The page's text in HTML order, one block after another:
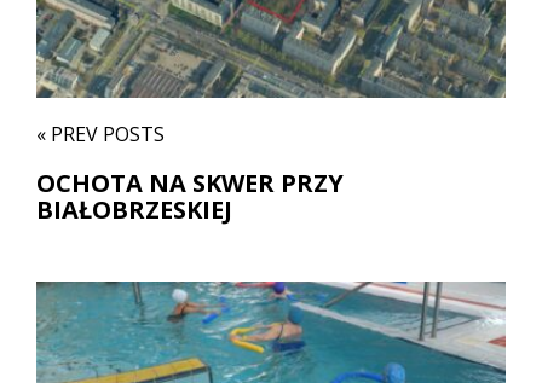
« PREV POSTS
OCHOTA NA SKWER PRZY
BIAŁOBRZESKIEJ